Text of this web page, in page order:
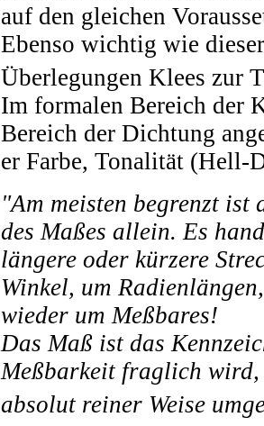
auf den gleichen
Ebenso wichtig wie
Überlegungen Klees zur
Im formalen Bereich der
Bereich der Dichtung
er Farbe, Tonalität (Hell-
"Am meisten begrenzt ist
des Maßes allein. Es
längere oder kürzere
Winkel, um
wieder um Meßbares!
Das Maß ist das
Meßbarkeit fraglich
absolut reiner Weise